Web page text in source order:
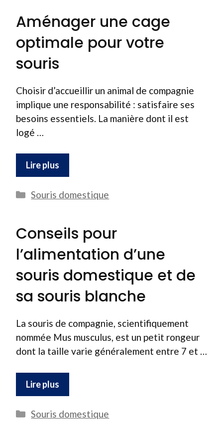
Aménager une cage
optimale pour votre
souris
Choisir d’accueillir un animal de compagnie
implique une responsabilité : satisfaire ses
besoins essentiels. La manière dont il est
logé …
Lire plus
Catégories
Souris domestique
Conseils pour
l’alimentation d’une
souris domestique et de
sa souris blanche
La souris de compagnie, scientifiquement
nommée Mus musculus, est un petit rongeur
dont la taille varie généralement entre 7 et …
Lire plus
Catégories
Souris domestique